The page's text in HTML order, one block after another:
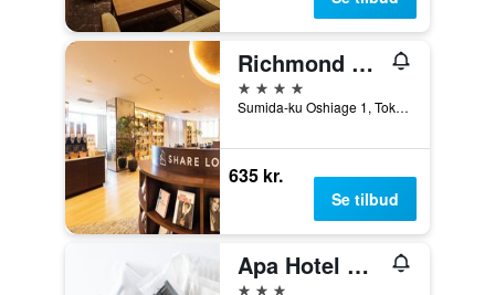
Richmond Hotel Premier Tokyo Schole
4 stjerner
Sumida-ku Oshiage 1, Tokyo, Japan
635 kr.
Se tilbud
Apa Hotel Asakusabashi Ekikita
3 stjerner